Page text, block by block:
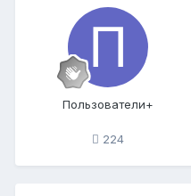
Пользователи+
224